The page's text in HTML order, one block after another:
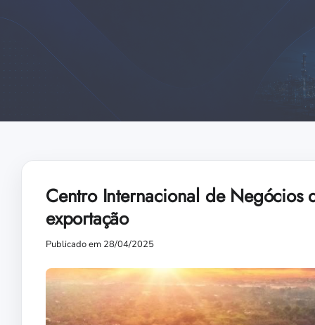
Centro Internacional de Negócios
exportação
Publicado em 28/04/2025